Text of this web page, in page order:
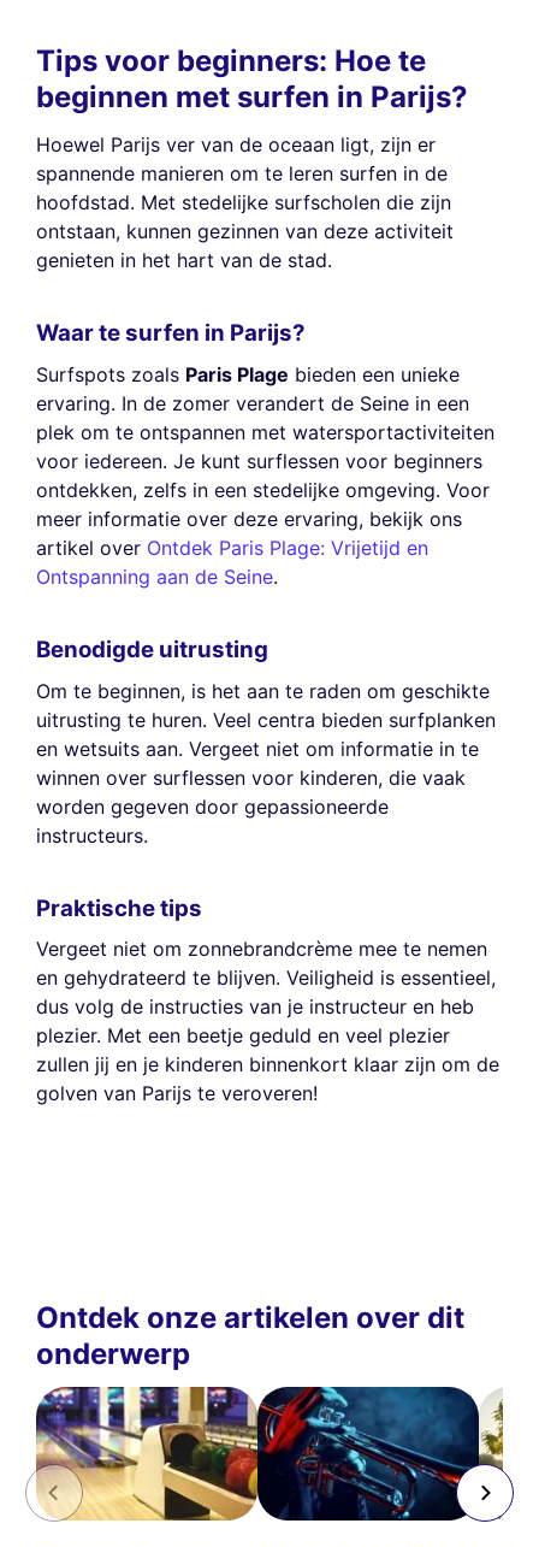
Tips voor beginners: Hoe te
beginnen met surfen in Parijs?
Hoewel Parijs ver van de oceaan ligt, zijn er
spannende manieren om te leren surfen in de
hoofdstad. Met stedelijke surfscholen die zijn
ontstaan, kunnen gezinnen van deze activiteit
genieten in het hart van de stad.
Waar te surfen in Parijs?
Surfspots zoals Paris Plage bieden een unieke
ervaring. In de zomer verandert de Seine in een
plek om te ontspannen met watersportactiviteiten
voor iedereen. Je kunt surflessen voor beginners
ontdekken, zelfs in een stedelijke omgeving. Voor
meer informatie over deze ervaring, bekijk ons
artikel over Ontdek Paris Plage: Vrijetijd en
Ontspanning aan de Seine.
Benodigde uitrusting
Om te beginnen, is het aan te raden om geschikte
uitrusting te huren. Veel centra bieden surfplanken
en wetsuits aan. Vergeet niet om informatie in te
winnen over surflessen voor kinderen, die vaak
worden gegeven door gepassioneerde
instructeurs.
Praktische tips
Vergeet niet om zonnebrandcrème mee te nemen
en gehydrateerd te blijven. Veiligheid is essentieel,
dus volg de instructies van je instructeur en heb
plezier. Met een beetje geduld en veel plezier
zullen jij en je kinderen binnenkort klaar zijn om de
golven van Parijs te veroveren!
Ontdek onze artikelen over dit
onderwerp